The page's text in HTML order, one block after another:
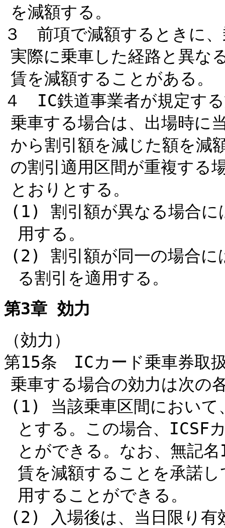
を減額する。
３ 前項で減額するときに
実際に乗車した経路と異な
賃を減額することがある。
４ IC鉄道事業者が規定す
乗車する場合は、出場時に
から割引額を減じた額を減
の割引適用区間が重複する
とおりとする。
(1) 割引額が異なる場合に
用する。
(2) 割引額が同一の場合に
る割引を適用する。
第3章 効力
（効力）
第15条 ICカード乗車券取
乗車する場合の効力は次の
(1) 当該乗車区間において
とする。この場合、ICSF
とができる。なお、無記
賃を減額することを承諾
用することができる。
(2) 入場後は、当日限り有